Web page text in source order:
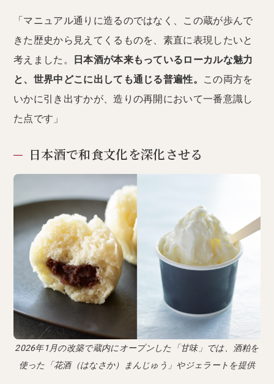
「マニュアル通りに造るのではなく、この蔵が歩んで
きた歴史から見えてくるものを、素直に表現したいと
考えました。
日本酒が本来もっているローカルな魅力
と、世界中どこに出しても通じる普遍性。
この両方を
いかに引き出すかが、造りの再開において一番意識し
た点です」
日本酒で和食文化を深化させる
2026年1月の改築で蔵内にオープンした「甘味」では、酒粕を
使った「花酒（はなさか）まんじゅう」やジェラートを提供